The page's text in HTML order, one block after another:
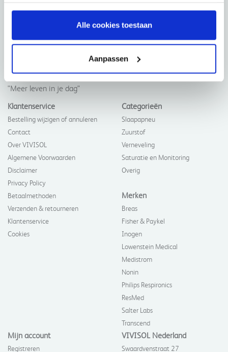
Alle cookies toestaan
Aanpassen
"Meer leven in je dag"
Klantenservice
Bestelling wijzigen of annuleren
Contact
Over VIVISOL
Algemene Voorwaarden
Disclaimer
Privacy Policy
Betaalmethoden
Verzenden & retourneren
Klantenservice
Cookies
Categorieën
Slaapapneu
Zuurstof
Verneveling
Saturatie en Monitoring
Overig
Merken
Breas
Fisher & Paykel
Inogen
Lowenstein Medical
Medistrom
Nonin
Philips Respironics
ResMed
Salter Labs
Transcend
Mijn account
Registreren
VIVISOL Nederland
Swaardvenstraat 27